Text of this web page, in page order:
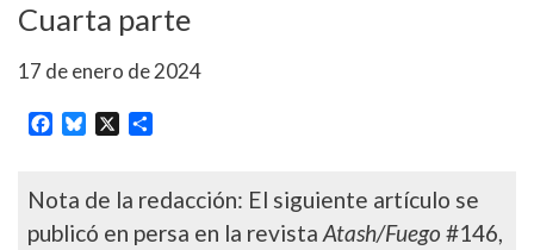
Cuarta parte
17 de enero de 2024
Facebook
Bluesky
X
Nota de la redacción: El siguiente artículo se
publicó en persa en la revistaAtash/Fuego#146,